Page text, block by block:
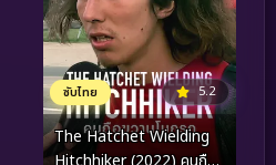
ซับไทย 5.2
The Hatchet Wielding